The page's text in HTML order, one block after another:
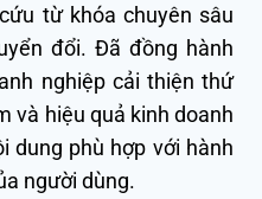
từ khóa chuyên sâu
đổi. Đã đồng hành
nghiệp cải thiện thứ
và hiệu quả kinh doanh
dung phù hợp với hành
người dùng.